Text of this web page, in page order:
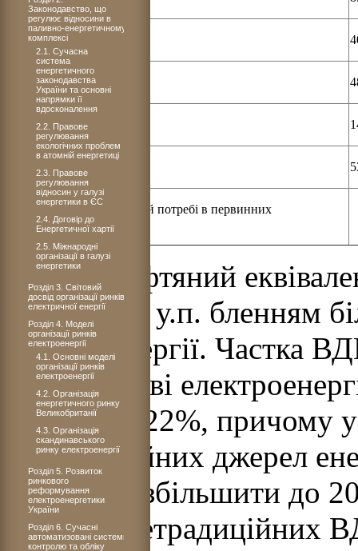
Геотермальна енергія
Мала гідроенергетика
Енергія океанів
Всього
Частка у сумарній світовій потребі в первинних
енергоресурсах, %
* н.е. – нефтяний
н.е. = 1,4 т у.п. бленням
електроенергії. Частка
виробництві
зрости до 22%, причому
нетрадиційних джерел
планують збільшити до
рахунок нетрадиційних
Законодавство, що
регулює відносини в
паливно-енергетичному
комплексі
2.1. Сучасна
система
енергетичного
законодавства
України та основні
напрямки її
вдосконалення
2.2. Правове
регулювання
екологічних проблем
в атомній енергетиці
2.3. Правове
регулювання
відносин у галузі
енергетики в ЄС
2.4. Договір до
Енергетичної хартії
2.5. Міжнародні
організації в галузі
енергетики
Розділ 3. Світовий
досвід організації ринків
електричної енергії
Розділ 4. Моделі
організації ринків
електроенергії
4.1. Основні моделі
організації ринків
електроенергії
4.2. Організація
енергетичного ринку
Великобританії
4.3. Організація
скандинавського
ринку електроенергії
Розділ 5. Розвиток
ринкового
реформування
електроенергетики
України
Розділ 6. Сучасні
автоматизовані системи
контролю та обліку